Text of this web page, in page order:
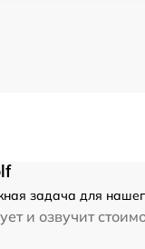
задача для
и озвучит